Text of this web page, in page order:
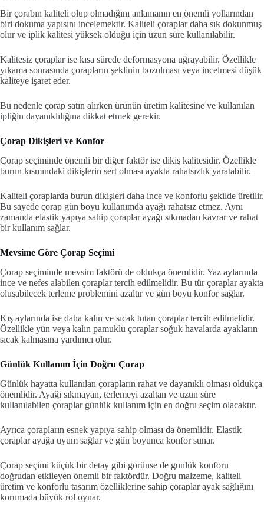
Bir çorabın kaliteli olup olmadığını anlamanın en önemli yollarından
biri dokuma yapısını incelemektir. Kaliteli çoraplar daha sık dokunmuş
olur ve iplik kalitesi yüksek olduğu için uzun süre kullanılabilir.
Kalitesiz çoraplar ise kısa sürede deformasyona uğrayabilir. Özellikle
yıkama sonrasında çorapların şeklinin bozulması veya incelmesi düşük
kaliteye işaret eder.
Bu nedenle çorap satın alırken ürünün üretim kalitesine ve kullanılan
ipliğin dayanıklılığına dikkat etmek gerekir.
Çorap Dikişleri ve Konfor
Çorap seçiminde önemli bir diğer faktör ise dikiş kalitesidir. Özellikle
burun kısmındaki dikişlerin sert olması ayakta rahatsızlık yaratabilir.
Kaliteli çoraplarda burun dikişleri daha ince ve konforlu şekilde üretilir.
Bu sayede çorap gün boyu kullanımda ayağı rahatsız etmez. Aynı
zamanda elastik yapıya sahip çoraplar ayağı sıkmadan kavrar ve rahat
bir kullanım sağlar.
Mevsime Göre Çorap Seçimi
Çorap seçiminde mevsim faktörü de oldukça önemlidir. Yaz aylarında
ince ve nefes alabilen çoraplar tercih edilmelidir. Bu tür çoraplar ayakta
oluşabilecek terleme problemini azaltır ve gün boyu konfor sağlar.
Kış aylarında ise daha kalın ve sıcak tutan çoraplar tercih edilmelidir.
Özellikle yün veya kalın pamuklu çoraplar soğuk havalarda ayakların
sıcak kalmasına yardımcı olur.
Günlük Kullanım İçin Doğru Çorap
Günlük hayatta kullanılan çorapların rahat ve dayanıklı olması oldukça
önemlidir. Ayağı sıkmayan, terlemeyi azaltan ve uzun süre
kullanılabilen çoraplar günlük kullanım için en doğru seçim olacaktır.
Ayrıca çorapların esnek yapıya sahip olması da önemlidir. Elastik
çoraplar ayağa uyum sağlar ve gün boyunca konfor sunar.
Çorap seçimi küçük bir detay gibi görünse de günlük konforu
doğrudan etkileyen önemli bir faktördür. Doğru malzeme, kaliteli
üretim ve konforlu tasarım özelliklerine sahip çoraplar ayak sağlığını
korumada büyük rol oynar.